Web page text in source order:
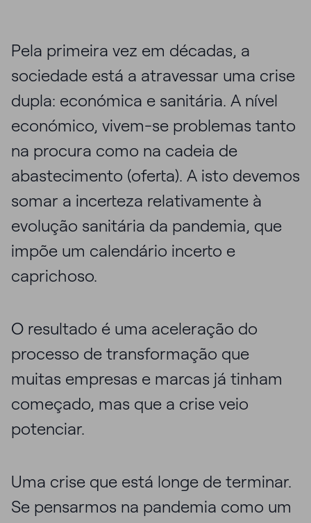
Pela primeira vez em décadas, a
sociedade está a atravessar uma crise
dupla: económica e sanitária. A nível
económico, vivem-se problemas tanto
na procura como na cadeia de
abastecimento (oferta). A isto devemos
somar a incerteza relativamente à
evolução sanitária da pandemia, que
impõe um calendário incerto e
caprichoso.
O resultado é uma aceleração do
processo de transformação que
muitas empresas e marcas já tinham
começado, mas que a crise veio
potenciar.
Uma crise que está longe de terminar.
Se pensarmos na pandemia como um